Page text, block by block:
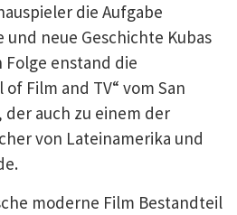
die Aufgabe
neue Geschichte Kubas
enstand die
Film and TV“ vom San
der auch zu einem der
von Lateinamerika und
moderne Film Bestandteil